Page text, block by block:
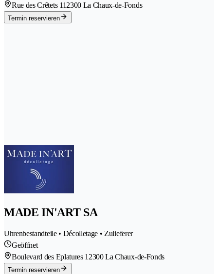
Rue des Crêtets 112300 La Chaux-de-Fonds
Termin reservieren
MADE IN'ART SA
Uhrenbestandteile • Décolletage • Zulieferer
Geöffnet
Boulevard des Eplatures 1 2300 La Chaux-de-Fonds
Termin reservieren